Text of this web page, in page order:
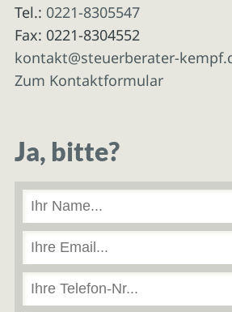
Tel.: 0221-8305547
Fax: 0221-8304552
kontakt@steuerberater-
Zum Kontaktformular
Ja, bitte?